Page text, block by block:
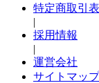
特定商取引
|
採用情報
|
運営会社
サイトマップ